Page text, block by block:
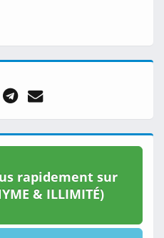
rapidement sur
& ILLIMITÉ)